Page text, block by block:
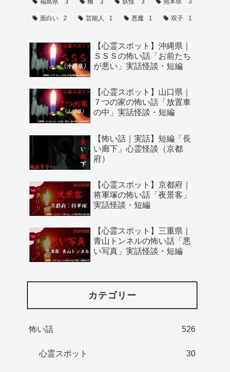
福島県 3 橋 3 妖怪 3 熊本県 3
面白い 2 芸能人 1 悪魔 1 双子 1
【心霊スポット】沖縄県｜
ＳＳＳの怖い話「お前たち
が悪い」実話怪談・短編
【心霊スポット】山口県｜
７つの家の怖い話「放置車
の中」実話怪談・短編
【怖い話｜実話】短編「長
い廊下」心霊怪談（京都
府）
【心霊スポット】京都府｜
将軍塚の怖い話「夜景客」
実話怪談・短編
【心霊スポット】三重県｜
青山トンネルの怖い話「悪
い写真」実話怪談・短編
カテゴリー
怖い話 526
心霊スポット 30